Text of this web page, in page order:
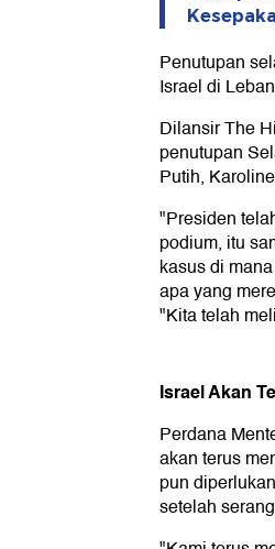
Penutupan
Israel di
Dilansir The
penutupan
Putih,
"Presiden
podium, itu
kasus di
apa yang
"Kita telah
Israel Akan
Perdana
akan terus
pun
setelah